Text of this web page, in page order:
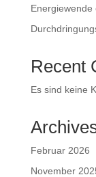
Energiewende
Recent
Es sind keine
Februar 2026
November